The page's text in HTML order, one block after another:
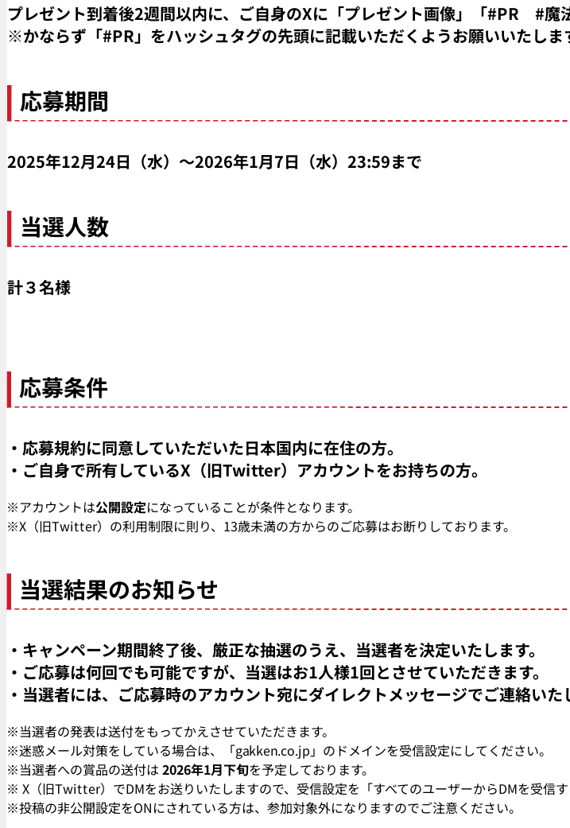
プレゼント到着後2週間以内に、ご自身のXに「プレゼント画像」「#PR #魔
※かならず「#PR」をハッシュタグの先頭に記載いただくようお願いいたしま
応募期間
2025年12月24日（水）～2026年1月7日（水）23:59まで
当選人数
計３名様
応募条件
・応募規約に同意していただいた日本国内に在住の方。
・ご自身で所有しているX（旧Twitter）アカウントをお持ちの方。
※アカウントは公開設定になっていることが条件となります。
※X（旧Twitter）の利用制限に則り、13歳未満の方からのご応募はお断りしております。
当選結果のお知らせ
・キャンペーン期間終了後、厳正な抽選のうえ、当選者を決定いたします。
・ご応募は何回でも可能ですが、当選はお1人様1回とさせていただきます。
・当選者には、ご応募時のアカウント宛にダイレクトメッセージでご連絡いた
※当選者の発表は送付をもってかえさせていただきます。
※迷惑メール対策をしている場合は、「gakken.co.jp」のドメインを受信設定にしてください。
※当選者への賞品の送付は2026年1月下旬を予定しております。
※ X（旧Twitter）でDMをお送りいたしますので、受信設定を「すべてのユーザーからDMを受信す
※投稿の非公開設定をONにされている方は、参加対象外になりますのでご注意ください。